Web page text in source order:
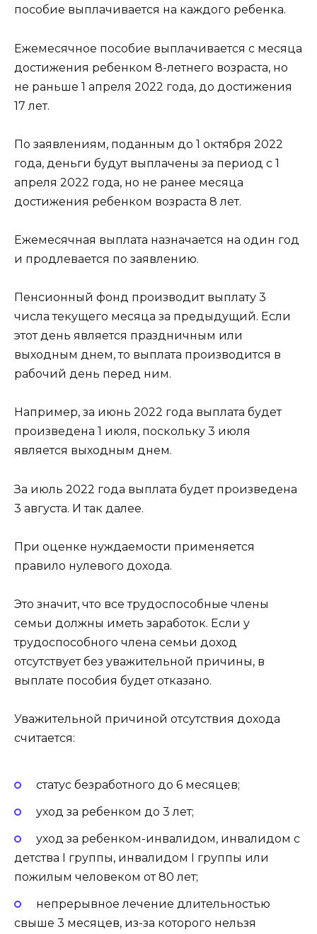
пособие выплачивается на каждого ребенка.
Ежемесячное пособие выплачивается с месяца
достижения ребенком 8-летнего возраста, но
не раньше 1 апреля 2022 года, до достижения
17 лет.
По заявлениям, поданным до 1 октября 2022
года, деньги будут выплачены за период с 1
апреля 2022 года, но не ранее месяца
достижения ребенком возраста 8 лет.
Ежемесячная выплата назначается на один год
и продлевается по заявлению.
Пенсионный фонд производит выплату 3
числа текущего месяца за предыдущий. Если
этот день является праздничным или
выходным днем, то выплата производится в
рабочий день перед ним.
Например, за июнь 2022 года выплата будет
произведена 1 июля, поскольку 3 июля
является выходным днем.
За июль 2022 года выплата будет произведена
3 августа. И так далее.
При оценке нуждаемости применяется
правило нулевого дохода.
Это значит, что все трудоспособные члены
семьи должны иметь заработок. Если у
трудоспособного члена семьи доход
отсутствует без уважительной причины, в
выплате пособия будет отказано.
Уважительной причиной отсутствия дохода
считается:
статус безработного до 6 месяцев;
уход за ребенком до 3 лет;
уход за ребенком-инвалидом, инвалидом с
детства I группы, инвалидом I группы или
пожилым человеком от 80 лет;
непрерывное лечение длительностью
свыше 3 месяцев, из-за которого нельзя